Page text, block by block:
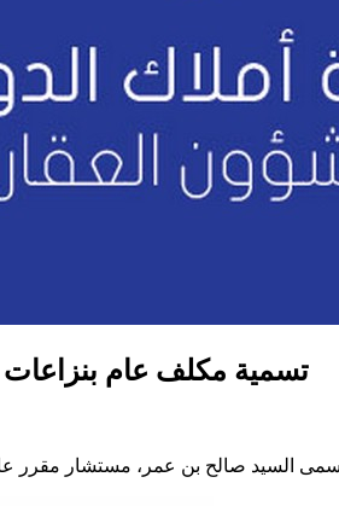
تسمية مكلف عام بنزاعات